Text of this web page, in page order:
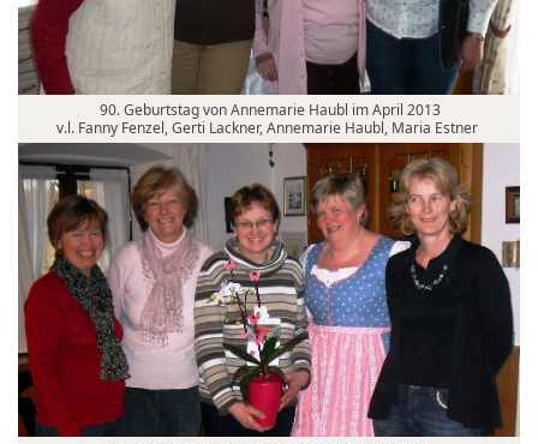
90. Geburtstag von Annemarie Haubl im April 2013
v.l. Fanny Fenzel, Gerti Lackner, Annemarie Haubl, Maria Estner